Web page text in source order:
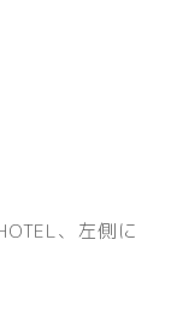
、左側に